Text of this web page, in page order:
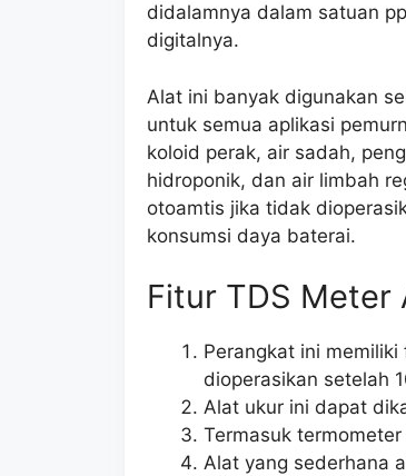
didalamnya dalam satuan
digitalnya.
Alat ini banyak digunakan
untuk semua aplikasi
koloid perak, air sadah,
hidroponik, dan air limbah
otoamtis jika tidak
konsumsi daya baterai.
Fitur TDS Meter
Perangkat ini
dioperasikan setelah
Alat ukur ini dapat
Termasuk
Alat yang sederhana